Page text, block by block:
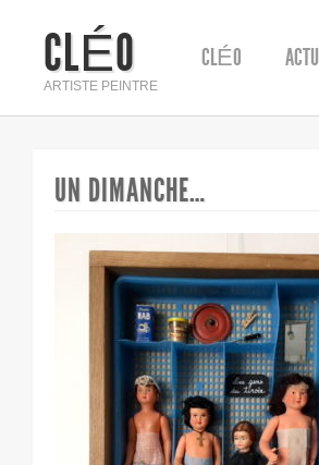
CLÉO
ARTISTE PEINTRE
CLÉO ACTU
UN DIMANCHE…